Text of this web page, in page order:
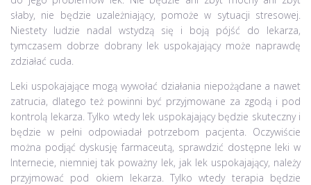
słaby, nie będzie uzależniający, pomoże w sytuacji stresowej.
Niestety ludzie nadal wstydzą się i boją pójść do lekarza,
tymczasem dobrze dobrany lek uspokajający może naprawdę
zdziałać cuda.
Leki uspokajające mogą wywołać działania niepożądane a nawet
zatrucia, dlatego też powinni być przyjmowane za zgodą i pod
kontrolą lekarza. Tylko wtedy lek uspokajający będzie skuteczny i
będzie w pełni odpowiadał potrzebom pacjenta. Oczywiście
można podjąć dyskusję farmaceutą, sprawdzić dostępne leki w
Internecie, niemniej tak poważny lek, jak lek uspokajający, należy
przyjmować pod okiem lekarza. Tylko wtedy terapia będzie